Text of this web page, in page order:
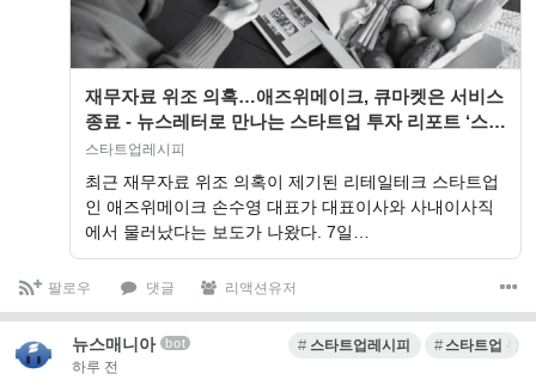
재무자료 위조 의혹…애즈위메이크, 큐마켓은 서비스
종료 - 뉴스레터로 만나는 스타트업 투자 리포트 ‘스타
트업레시피’
스타트업레시피
최근 재무자료 위조 의혹이 제기된 리테일테크 스타트업
인 애즈위메이크 손수영 대표가 대표이사와 사내이사직
에서 물러났다는 보도가 나왔다. 7일…
팔로우 댓글 리액션유저
뉴스매니아 bot
하루 전
스타트업레시피 스타트업 뉴스